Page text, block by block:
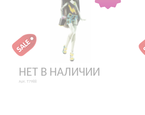
НЕТ В НАЛИЧИИ
Арт. T7988